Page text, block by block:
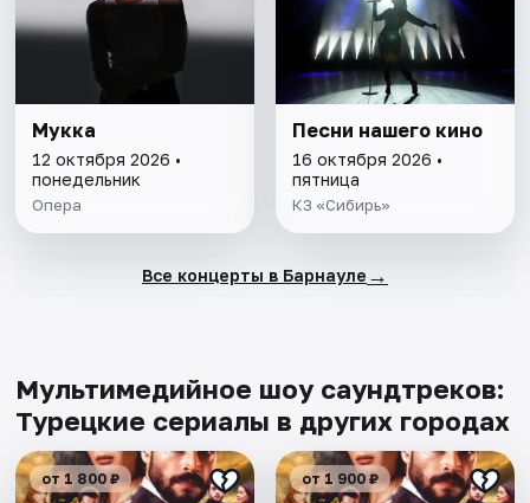
Мукка
12 октября 2026 •
понедельник
Опера
Песни нашего кино
16 октября 2026 •
пятница
КЗ «Сибирь»
Все концерты в Барнауле →
Мультимедийное шоу саундтреков:
Турецкие сериалы в других городах
от 1 800 ₽ от 1 900 ₽